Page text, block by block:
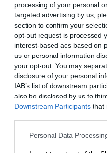
processing of your personal
targeted advertising by us,
section to confirm your
opt-out request is processed
interest-based ads based on
us or personal information
your opt-out. You may
disclosure of your personal
IAB’s list of downstream
also be disclosed by us to
Downstream Participants that
Personal Data